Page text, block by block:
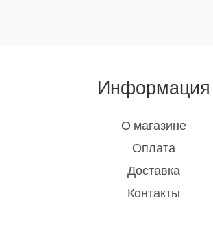
Информация
О магазине
Оплата
Доставка
Контакты